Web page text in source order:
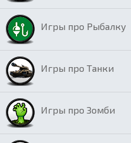
Игры про Рыбалку
Игры про Танки
Игры про Зомби